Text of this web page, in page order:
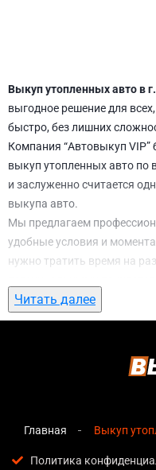
Выкуп утопленных авто в
выгодное решение для
быстро, без лишних
Компания “Автовыкуп VIP”
выкуп утопленных авто по
и заслуженно считается
выкупа авто.
Мы предлагаем
удобные условия и
нужно тратить время на
ожидание. С нами вы
Мироновкавсего за 1 день.
утопленных авто
озвучивается сразу
Прозрачные условия
Читать далее
Главная Выкуп
Политика